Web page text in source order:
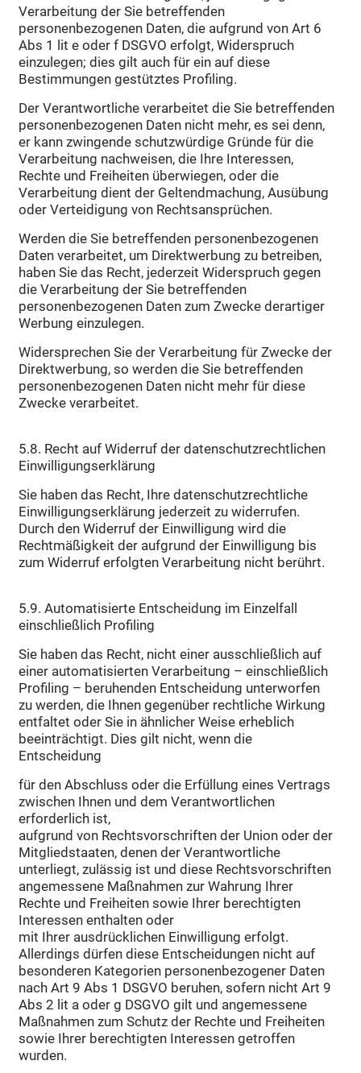
Verarbeitung der Sie betreffenden
personenbezogenen Daten, die aufgrund von Art 6
Abs 1 lit e oder f DSGVO erfolgt, Widerspruch
einzulegen; dies gilt auch für ein auf diese
Bestimmungen gestütztes Profiling.
Der Verantwortliche verarbeitet die Sie betreffenden
personenbezogenen Daten nicht mehr, es sei denn,
er kann zwingende schutzwürdige Gründe für die
Verarbeitung nachweisen, die Ihre Interessen,
Rechte und Freiheiten überwiegen, oder die
Verarbeitung dient der Geltendmachung, Ausübung
oder Verteidigung von Rechtsansprüchen.
Werden die Sie betreffenden personenbezogenen
Daten verarbeitet, um Direktwerbung zu betreiben,
haben Sie das Recht, jederzeit Widerspruch gegen
die Verarbeitung der Sie betreffenden
personenbezogenen Daten zum Zwecke derartiger
Werbung einzulegen.
Widersprechen Sie der Verarbeitung für Zwecke der
Direktwerbung, so werden die Sie betreffenden
personenbezogenen Daten nicht mehr für diese
Zwecke verarbeitet.
5.8. Recht auf Widerruf der datenschutzrechtlichen
Einwilligungserklärung
Sie haben das Recht, Ihre datenschutzrechtliche
Einwilligungserklärung jederzeit zu widerrufen.
Durch den Widerruf der Einwilligung wird die
Rechtmäßigkeit der aufgrund der Einwilligung bis
zum Widerruf erfolgten Verarbeitung nicht berührt.
5.9. Automatisierte Entscheidung im Einzelfall
einschließlich Profiling
Sie haben das Recht, nicht einer ausschließlich auf
einer automatisierten Verarbeitung – einschließlich
Profiling – beruhenden Entscheidung unterworfen
zu werden, die Ihnen gegenüber rechtliche Wirkung
entfaltet oder Sie in ähnlicher Weise erheblich
beeinträchtigt. Dies gilt nicht, wenn die
Entscheidung
für den Abschluss oder die Erfüllung eines Vertrags
zwischen Ihnen und dem Verantwortlichen
erforderlich ist,
aufgrund von Rechtsvorschriften der Union oder der
Mitgliedstaaten, denen der Verantwortliche
unterliegt, zulässig ist und diese Rechtsvorschriften
angemessene Maßnahmen zur Wahrung Ihrer
Rechte und Freiheiten sowie Ihrer berechtigten
Interessen enthalten oder
mit Ihrer ausdrücklichen Einwilligung erfolgt.
Allerdings dürfen diese Entscheidungen nicht auf
besonderen Kategorien personenbezogener Daten
nach Art 9 Abs 1 DSGVO beruhen, sofern nicht Art 9
Abs 2 lit a oder g DSGVO gilt und angemessene
Maßnahmen zum Schutz der Rechte und Freiheiten
sowie Ihrer berechtigten Interessen getroffen
wurden.